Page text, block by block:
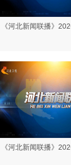
《河北新闻联播》
《河北新闻联播》